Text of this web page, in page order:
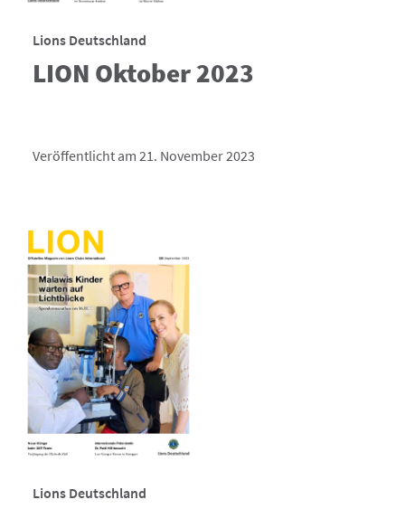
Lions Deutschland
LION Oktober 2023
Veröffentlicht am 21. November 2023
Lions Deutschland